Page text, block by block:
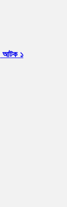
আটক ১